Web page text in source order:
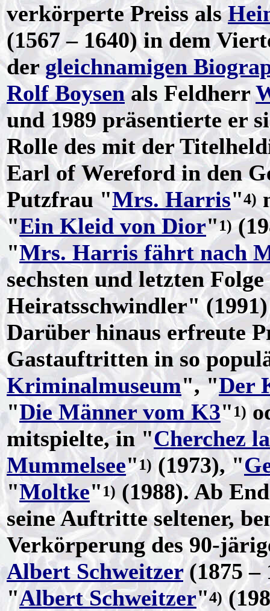
verkörperte Preiss als
(1567 – 1640) in dem
dergleichnamigen
Rolf Boysenals Feldherr
und 1989 präsentierte er
Rolle des mit der
Earl of Wereford in den
Putzfrau "Mrs. Harris"4)
"Ein Kleid von Dior"1)
"Mrs. Harris fährt nach
sechsten und letzten
Heiratsschwindler"
Darüber hinaus erfreute
Gastauftritten in so
Kriminalmuseum", "Der
"Die Männer vom K3"1)
mitspielte, in "Cherchez
Mummelsee"1)(1973), "
"Moltke"1) (1988). Ab
seine Auftritte seltener,
Verkörperung des 90-
Albert Schweitzer(1875 –
"Albert Schweitzer"4)